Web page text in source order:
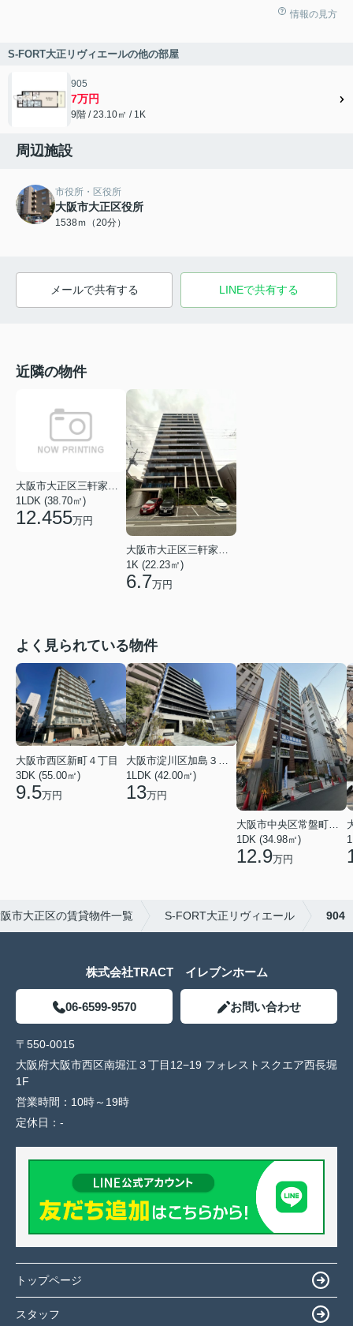
情報の見方
S-FORT大正リヴィエールの他の部屋
905
7万円
9階 / 23.10㎡ / 1K
周辺施設
市役所・区役所
大阪市大正区役所
1538ｍ（20分）
メールで共有する LINEで共有する
近隣の物件
1LDK (38.70㎡)
12.455万円
大阪市大正区三軒家東５丁目
1K (22.23㎡)
6.7万円
よく見られている物件
大阪市西区新町４丁目
3DK (55.00㎡)
9.5万円
1LDK (42.00㎡)
13万円
大阪市中央区常盤町１丁目
1DK (34.98㎡)
12.9万円
市大正区の賃貸物件一覧 S-FORT大正リヴィエール 904
株式会社TRACT イレブンホーム
06-6599-9570 お問い合わせ
〒550-0015
大阪府大阪市西区南堀江３丁目12−19 フォレストスクエア西長堀
1F
営業時間： 10時～19時
定休日： -
トップページ
スタッフ